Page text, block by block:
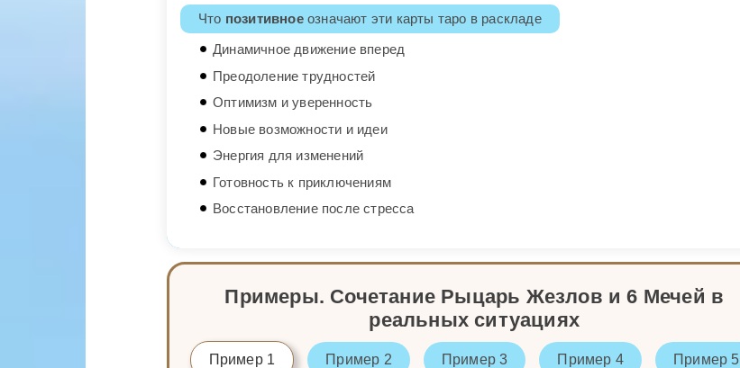
Что позитивноеозначают эти карты таро в раскладе
Динамичное движение вперед
Преодоление трудностей
Оптимизм и уверенность
Новые возможности и идеи
Энергия для изменений
Готовность к приключениям
Восстановление после стресса
Примеры. Сочетание Рыцарь Жезлов и 6 Мечей в
реальных ситуациях
Пример 1 Пример 2 Пример 3 Пример 4 Пример 5